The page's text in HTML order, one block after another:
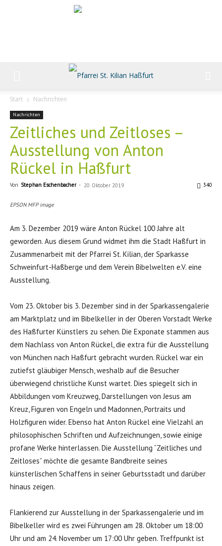
Start Nachrichten
Nachrichten
Zeitliches und Zeitloses –
Ausstellung von Anton
Rückel in Haßfurt
Von Stephan Eschenbacher - 20. Oktober 2019 340
EPSON MFP image
Am 3. Dezember 2019 wäre Anton Rückel 100 Jahre alt
geworden. Aus diesem Grund widmet ihm die Stadt Haßfurt in
Zusammenarbeit mit der Pfarrei St. Kilian, der Sparkasse
Schweinfurt-Haßberge und dem Verein Bibelwelten e.V. eine
Ausstellung.
Vom 23. Oktober bis 3. Dezember sind in der Sparkassengalerie
am Marktplatz und im Bibelkeller in der Oberen Vorstadt Werke
des Haßfurter Künstlers zu sehen. Die Exponate stammen aus
dem Nachlass von Anton Rückel, die extra für die Ausstellung
von München nach Haßfurt gebracht wurden. Rückel war ein
zutiefst gläubiger Mensch, weshalb auf die Besucher
überwiegend christliche Kunst wartet. Dies spiegelt sich in
Abbildungen vom Kreuzweg, Darstellungen von Jesus am
Kreuz, Figuren von Engeln und Madonnen, Portraits und
Holzfiguren wider. Ebenso hat Anton Rückel eine Vielzahl an
philosophischen Schriften und Aufzeichnungen, sowie einige
profane Werke hinterlassen. Die Ausstellung “Zeitliches und
Zeitloses” möchte die gesamte Bandbreite seines
künsterlischen Schaffens in seiner Geburtsstadt und darüber
hinaus zeigen.
Flankierend zur Ausstellung in der Sparkassengalerie und im
Bibelkeller wird es zwei Führungen am 28. Oktober um 18:00
Uhr und am 24. November um 17:00 Uhr geben. Treffpunkt ist